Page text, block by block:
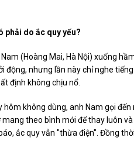
phải do ắc quy yếu?
(Hoàng Mai, Hà Nội) xuống
động, nhưng lần này chỉ nghe
định không chịu nổ.
hôm không dùng, anh Nam gọi
theo bình mới để thay luôn
ắc quy vẫn "thừa điện". Đồng